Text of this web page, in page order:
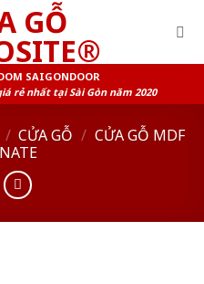
SAIGONDOOR
rẻ nhất tại Sài Gòn năm 2020
/ CỬA GỖ / CỬA GỖ MDF